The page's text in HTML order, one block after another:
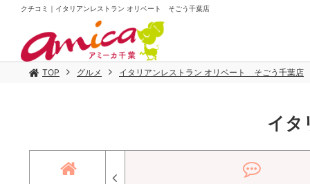
クチコミ｜イタリアンレストラン オリベート そごう千葉店
TOP グルメ イタリアンレストラン オリベート そごう千葉店
イタ